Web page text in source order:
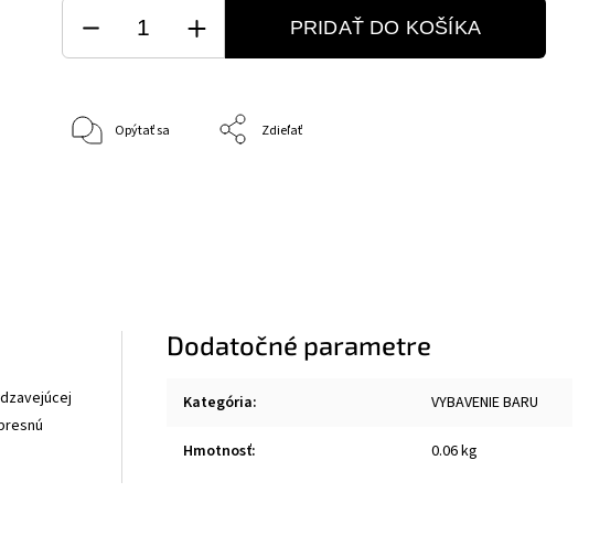
PRIDAŤ DO KOŠÍKA
Opýtať sa Zdieľať
Dodatočné parametre
Kategória: VYBAVENIE BARU
Hmotnosť: 0.06 kg